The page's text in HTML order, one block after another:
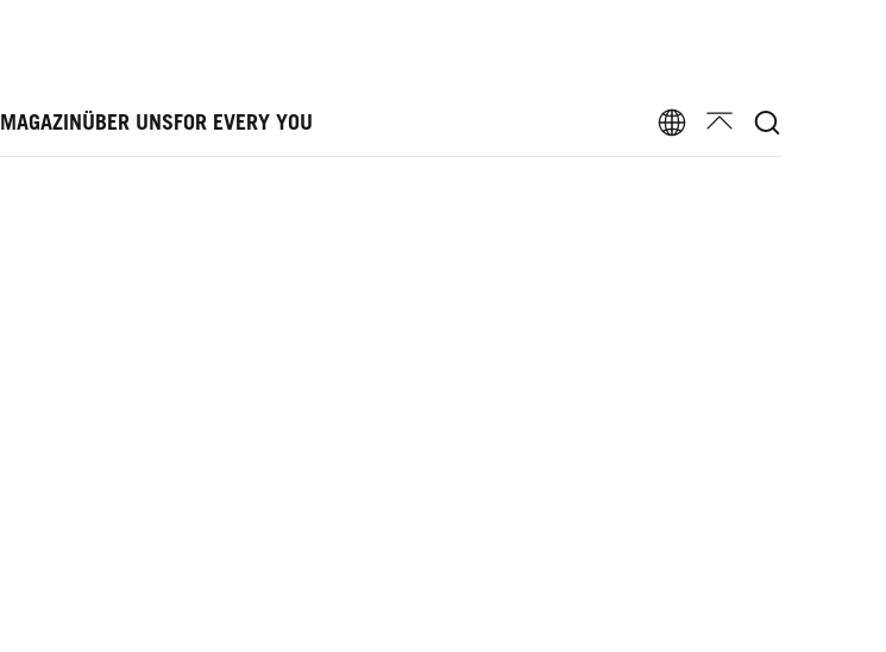
MAGAZINÜBER UNSFOR EVERY YOU